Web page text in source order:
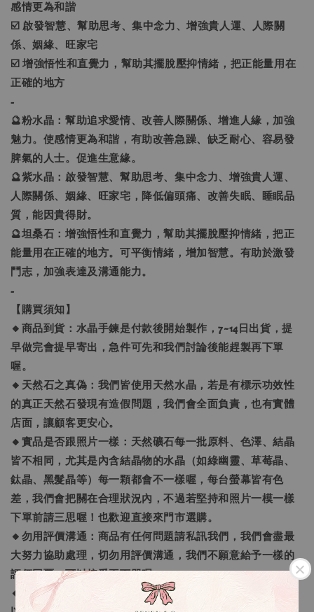
感情更為和諧
☑️ 啟發智慧、幫助思考、集中念力、增強貴人運、人際關
係、姻緣、旺家宅
☑️ 增強悟性和直覺力，幫助其擺脫壓抑情緒，把正能量用在
正確的地方
-
🔮粉水晶：幫助追求愛情、改善人際關係、增進人緣，加強
魅力。使感情更為和諧，有助改善急躁、缺乏耐心、容易發
脾氣的人士。促進生意緣。
🔮紫水晶：啟發智慧、幫助思考、集中念力、增強貴人運、
人際關係、姻緣、旺家宅，降低偏頭痛、改善失眠、睡眠品
質，能因貴得財。
🔮坦桑石：增強悟性和直覺力，幫助其擺脫壓抑情緒，把正
能量用在正確的地方。可平衡情緒，增加智慧。有助於激發
鬥志，加強表達及溝通能力。
-
【購買須知】
🔸商品到貨：水晶手鍊是付款後開始製作，7~14日出貨，提
早做完會提早寄出，急件可先和我們討論後能趕製再下單
喔。
🔸天然石之真偽：我們皆使用天然水晶，若是有標示功效性
的真正天然石發現有造假問題，我們會全面負責，也有實體
店面，讓顧客更安心。
🔸實品是否跟照片一樣：天然礦石每一批原料、色澤、結晶
皆不相同，尤其是內含結晶物的水晶（如綠幽靈、草莓晶、
鈦晶、黑髮晶等）每一顆都會不一樣喔，每台螢幕皆有色
差，我們會把關在合理狀況內，不過若堅持和照片一模一樣
下單前請三思喔！也歡迎直接來門市選購。
🔸勿用評價溝通：商品有任何問題請私訊我們，我們會盡最
大努力協助處理，切勿用評價溝通，我們不願意給予一樣的
評價回覆，可以接受再下單喔。
🔸手鍊顆數問題：我們會依照每個人的手圍去量身打造，所